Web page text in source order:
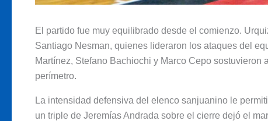
El partido fue muy equilibrado desde el comienzo.
Santiago Nesman, quienes lideraron los ataques del
Martínez, Stefano Bachiochi y Marco Cepo sostuvieron
perímetro.
La intensidad defensiva del elenco sanjuanino le
un triple de Jeremías Andrada sobre el cierre dejó el